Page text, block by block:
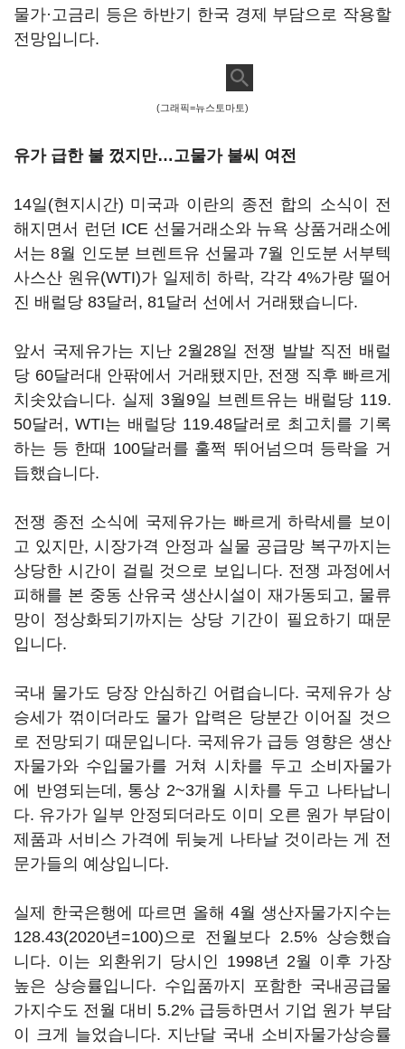
물가·고금리 등은 하반기 한국 경제 부담으로 작용할
전망입니다.
(그래픽=뉴스토마토)
유가 급한 불 껐지만…고물가 불씨 여전
14일(현지시간) 미국과 이란의 종전 합의 소식이 전
해지면서 런던 ICE 선물거래소와 뉴욕 상품거래소에
서는 8월 인도분 브렌트유 선물과 7월 인도분 서부텍
사스산 원유(WTI)가 일제히 하락, 각각 4%가량 떨어
진 배럴당 83달러, 81달러 선에서 거래됐습니다.
앞서 국제유가는 지난 2월28일 전쟁 발발 직전 배럴
당 60달러대 안팎에서 거래됐지만, 전쟁 직후 빠르게
치솟았습니다. 실제 3월9일 브렌트유는 배럴당 119.
50달러, WTI는 배럴당 119.48달러로 최고치를 기록
하는 등 한때 100달러를 훌쩍 뛰어넘으며 등락을 거
듭했습니다.
전쟁 종전 소식에 국제유가는 빠르게 하락세를 보이
고 있지만, 시장가격 안정과 실물 공급망 복구까지는
상당한 시간이 걸릴 것으로 보입니다. 전쟁 과정에서
피해를 본 중동 산유국 생산시설이 재가동되고, 물류
망이 정상화되기까지는 상당 기간이 필요하기 때문
입니다.
국내 물가도 당장 안심하긴 어렵습니다. 국제유가 상
승세가 꺾이더라도 물가 압력은 당분간 이어질 것으
로 전망되기 때문입니다. 국제유가 급등 영향은 생산
자물가와 수입물가를 거쳐 시차를 두고 소비자물가
에 반영되는데, 통상 2~3개월 시차를 두고 나타납니
다. 유가가 일부 안정되더라도 이미 오른 원가 부담이
제품과 서비스 가격에 뒤늦게 나타날 것이라는 게 전
문가들의 예상입니다.
실제 한국은행에 따르면 올해 4월 생산자물가지수는
128.43(2020년=100)으로 전월보다 2.5% 상승했습
니다. 이는 외환위기 당시인 1998년 2월 이후 가장
높은 상승률입니다. 수입품까지 포함한 국내공급물
가지수도 전월 대비 5.2% 급등하면서 기업 원가 부담
이 크게 늘었습니다. 지난달 국내 소비자물가상승률